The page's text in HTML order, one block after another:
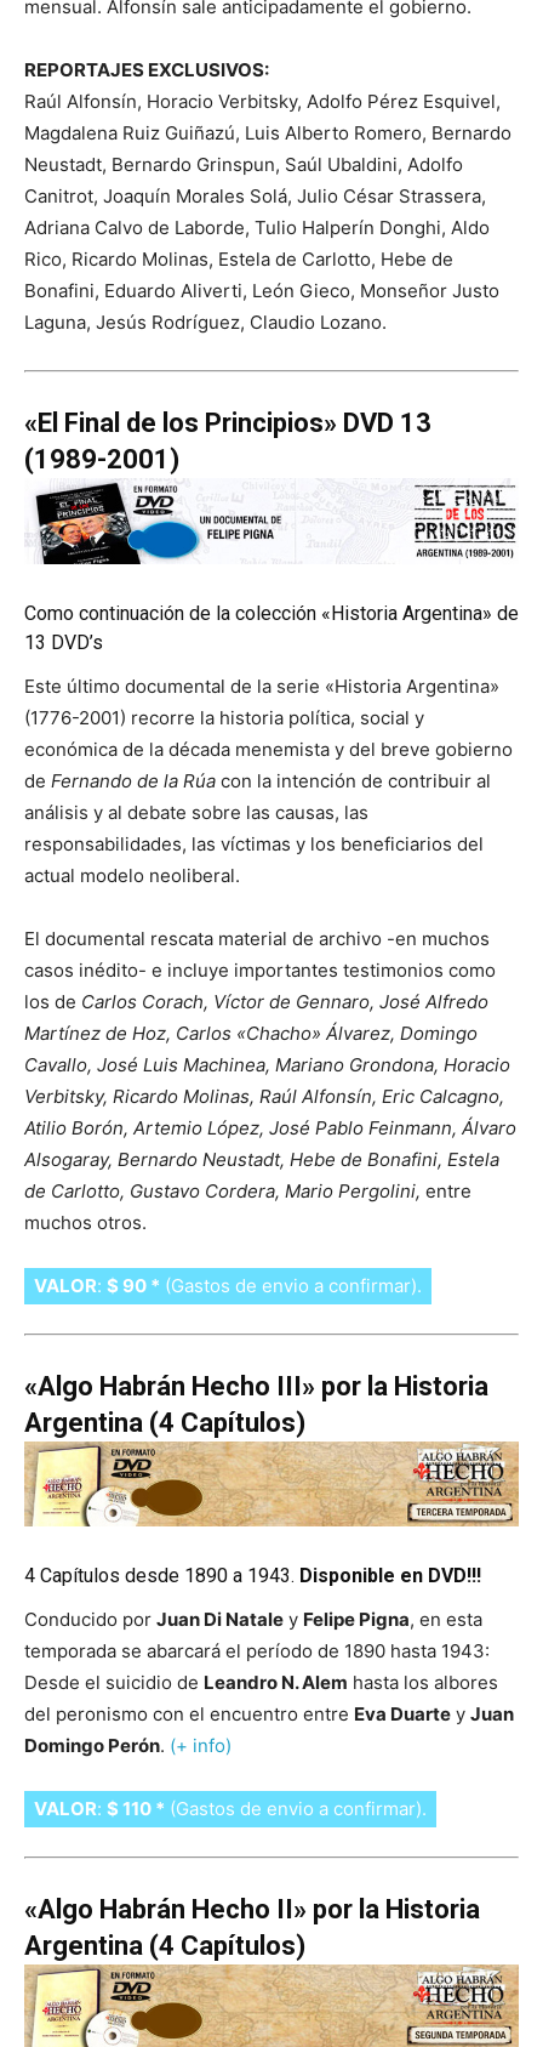
mensual. Alfonsín sale anticipadamente el gobierno.
REPORTAJES EXCLUSIVOS:
Raúl Alfonsín, Horacio Verbitsky, Adolfo Pérez Esquivel,
Magdalena Ruiz Guiñazú, Luis Alberto Romero, Bernardo
Neustadt, Bernardo Grinspun, Saúl Ubaldini, Adolfo
Canitrot, Joaquín Morales Solá, Julio César Strassera,
Adriana Calvo de Laborde, Tulio Halperín Donghi, Aldo
Rico, Ricardo Molinas, Estela de Carlotto, Hebe de
Bonafini, Eduardo Aliverti, León Gieco, Monseñor Justo
Laguna, Jesús Rodríguez, Claudio Lozano.
«El Final de los Principios» DVD 13
(1989-2001)
Como continuación de la colección «Historia Argentina» de
13 DVD’s
Este último documental de la serie «Historia Argentina»
(1776-2001) recorre la historia política, social y
económica de la década menemista y del breve gobierno
de Fernando de la Rúa con la intención de contribuir al
análisis y al debate sobre las causas, las
responsabilidades, las víctimas y los beneficiarios del
actual modelo neoliberal.
El documental rescata material de archivo -en muchos
casos inédito- e incluye importantes testimonios como
los de Carlos Corach, Víctor de Gennaro, José Alfredo
Martínez de Hoz, Carlos «Chacho» Álvarez, Domingo
Cavallo, José Luis Machinea, Mariano Grondona, Horacio
Verbitsky, Ricardo Molinas, Raúl Alfonsín, Eric Calcagno,
Atilio Borón, Artemio López, José Pablo Feinmann, Álvaro
Alsogaray, Bernardo Neustadt, Hebe de Bonafini, Estela
de Carlotto, Gustavo Cordera, Mario Pergolini, entre
muchos otros.
VALOR: $ 90 * (Gastos de envio a confirmar).
«Algo Habrán Hecho III» por la Historia
Argentina (4 Capítulos)
4 Capítulos desde 1890 a 1943. Disponible en DVD!!!
Conducido por Juan Di Natale y Felipe Pigna, en esta
temporada se abarcará el período de 1890 hasta 1943:
Desde el suicidio de Leandro N. Alem hasta los albores
del peronismo con el encuentro entre Eva Duarte y Juan
Domingo Perón. (+ info)
VALOR: $ 110 * (Gastos de envio a confirmar).
«Algo Habrán Hecho II» por la Historia
Argentina (4 Capítulos)